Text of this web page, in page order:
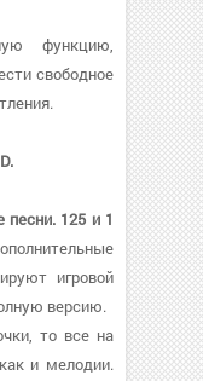
функцию,
свободное
песни. 125 и 1
игровой
версию.
то все на
и мелодии.